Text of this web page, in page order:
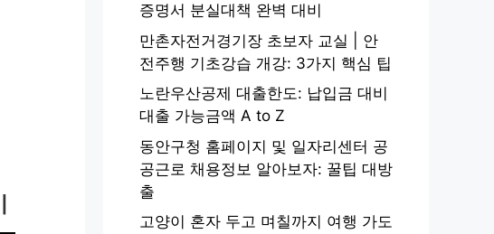
증명서 분실대책 완벽 대비
만촌자전거경기장 초보자 교실 | 안
전주행 기초강습 개강: 3가지 핵심 팁
노란우산공제 대출한도: 납입금 대비
대출 가능금액 A to Z
동안구청 홈페이지 및 일자리센터 공
공근로 채용정보 알아보자: 꿀팁 대방
출
고양이 혼자 두고 며칠까지 여행 가도